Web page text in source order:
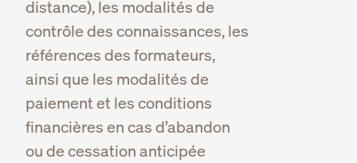
distance), les modalités de
contrôle des connaissances, les
références des formateurs,
ainsi que les modalités de
paiement et les conditions
financières en cas d’abandon
ou de cessation anticipée